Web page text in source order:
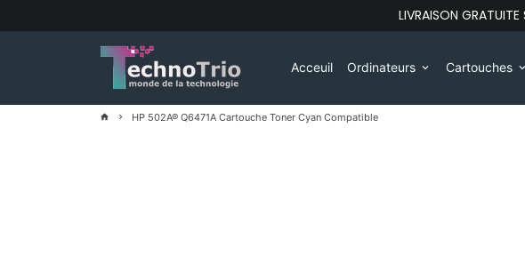
au
LIVRAISON
Acceuil Ordinateurs keyboard_arrow_down Cartouches keyboard_arrow_down
home keyboard_arrow_right HP 502A® Q6471A Cartouche Toner Cyan Compatible